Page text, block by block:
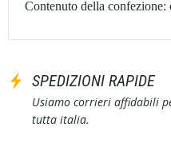
Contenuto della
SPEDIZIONI RAPIDE
Usiamo corrieri affidabili
tutta italia.